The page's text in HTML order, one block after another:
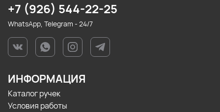
+7 (926) 544-22-25
WhatsApp, Telegram - 24/7
ИНФОРМАЦИЯ
Каталог ручек
Условия работы